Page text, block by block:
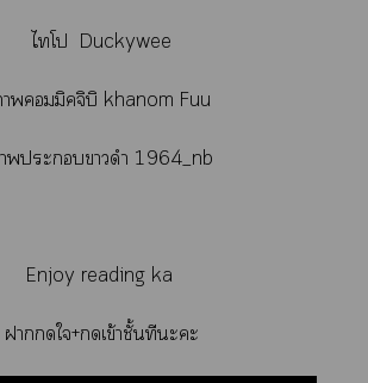
ไโ Duckywee
คอมมิคจิบิ khanom Fuu
ะาดำ 1964_nb
Enjoy reading ka
าใ+เข้าชั้นทีะะ